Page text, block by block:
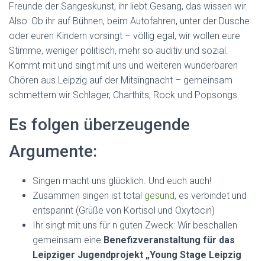
Freunde der Sangeskunst, ihr liebt Gesang, das wissen wir.
Also: Ob ihr auf Bühnen, beim Autofahren, unter der Dusche
oder euren Kindern vorsingt – völlig egal, wir wollen eure
Stimme, weniger politisch, mehr so auditiv und sozial.
Kommt mit und singt mit uns und weiteren wunderbaren
Chören aus Leipzig auf der Mitsingnacht – gemeinsam
schmettern wir Schlager, Charthits, Rock und Popsongs.
Es folgen überzeugende
Argumente:
Singen macht uns glücklich. Und euch auch!
Zusammen singen ist total gesund, es verbindet und
entspannt (Grüße von Kortisol und Oxytocin)
Ihr singt mit uns für n guten Zweck: Wir beschallen
gemeinsam eine Benefizveranstaltung für das
Leipziger Jugendprojekt „Young Stage Leipzig